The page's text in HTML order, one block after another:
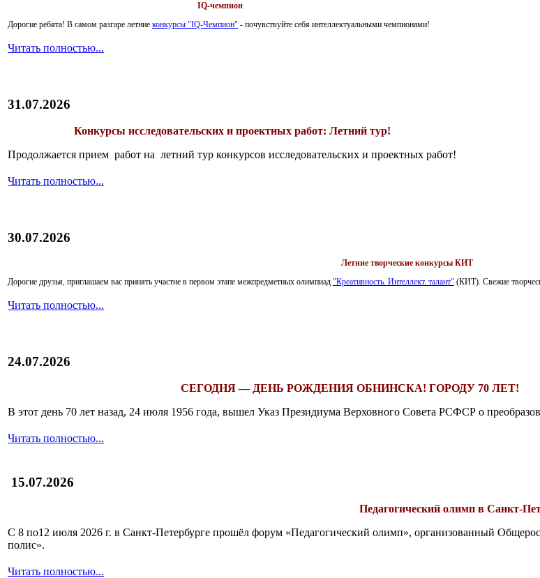
IQ-чемпион
Дорогие ребята! В самом разгаре летние конкурсы "IQ-Чемпион" - почувствуйте себя интеллектуальными чемпионами!
Читать полностью...
31.07.2026
Конкурсы исследовательских и проектных работ: Летний тур!
Продолжается прием работ на летний тур конкурсов исследовательских и проектных работ!
Читать полностью...
30.07.2026
Летние творческие конкурсы КИТ
Дорогие друзья, приглашаем вас принять участие в первом этапе межпредметных олимпиад "Креативность. Интеллект. талант" (КИТ). Свежие
Читать полностью...
24.07.2026
СЕГОДНЯ — ДЕНЬ РОЖДЕНИЯ ОБНИНСКА! ГОРОДУ 70 ЛЕТ!
В этот день 70 лет назад, 24 июля 1956 года, вышел Указ Президиума Верховного Совета РСФСР о
Читать полностью...
15.07.2026
Педагогический олимп в Санкт-
С 8 по12 июля 2026 г. в Санкт-Петербурге прошёл форум «Педагогический олимп», организованный
полис».
Читать полностью...